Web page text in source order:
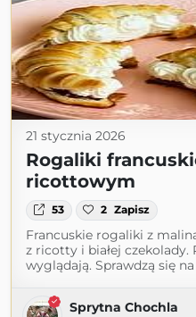
21 stycznia 2026
Rogaliki
ricottowym
53 2 Zapisz
Francuskie rogaliki z
z ricotty i białej
wyglądają. Sprawdzą się na
Sprytna Chochla